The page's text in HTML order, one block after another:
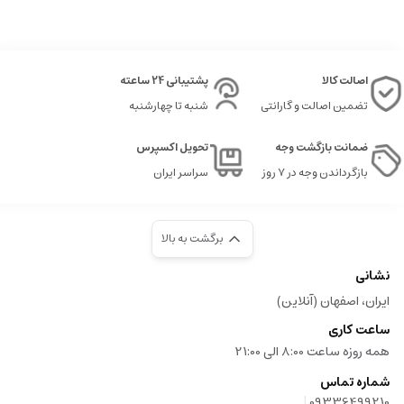
۴.حس و شخصیت رایحه
مهمانی های رسمی، فرد را به سمت حس قدرت، زنانگی و شخصیت مرموز
در سطح خوب است، و در طول شب نیز رایحه در اطراف
قابل حس است؛ مناسب استفاده در محیط های دوستانه و رسمی.
۵.کاربردها و فصول مناسب
برای چه
قرارهای عاشقانه بسیار محبوب است.
اصالت کالا
تضمین اصالت و گارانتی
پشتیبانی 24 ساعته
شنبه تا چهارشنبه
ضمانت بازگشت وجه
بازگرداندن وجه در ۷ روز
تحویل اکسپرس
سراسر ایران
برگشت به بالا
نشانی
ایران، اصفهان (آنلاین)
ساعت کاری
همه روزه ساعت 8:00 الی 21:00
شماره تماس